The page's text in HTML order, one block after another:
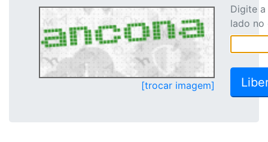
[trocar imagem]
Digite
lado no